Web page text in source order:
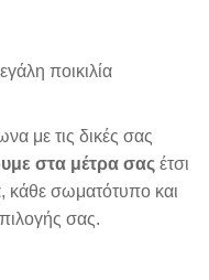
ποικιλία
με τις δικές σας
στα μέτρα σας έτσι
κάθε σωματότυπο και
σας.